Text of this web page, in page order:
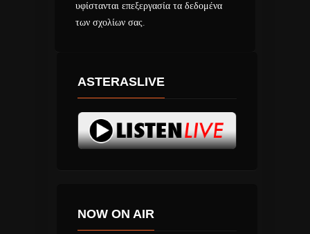
υφίστανται επεξεργασία τα δεδομένα
των σχολίων σας.
ASTERASLIVE
NOW ON AIR